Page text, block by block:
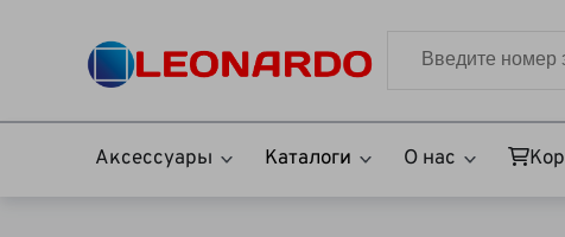
Аксессуары Каталоги О нас